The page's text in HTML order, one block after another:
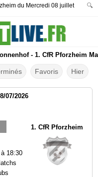
du Mercredi 08 juillet
🔍
- 1. CfR Pforzheim
Favoris Hier
07/2026
18:30
1. CfR Pforzheim